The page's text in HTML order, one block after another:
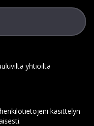
yhtiöiltä
käsittelyn